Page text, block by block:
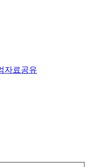
자료공유